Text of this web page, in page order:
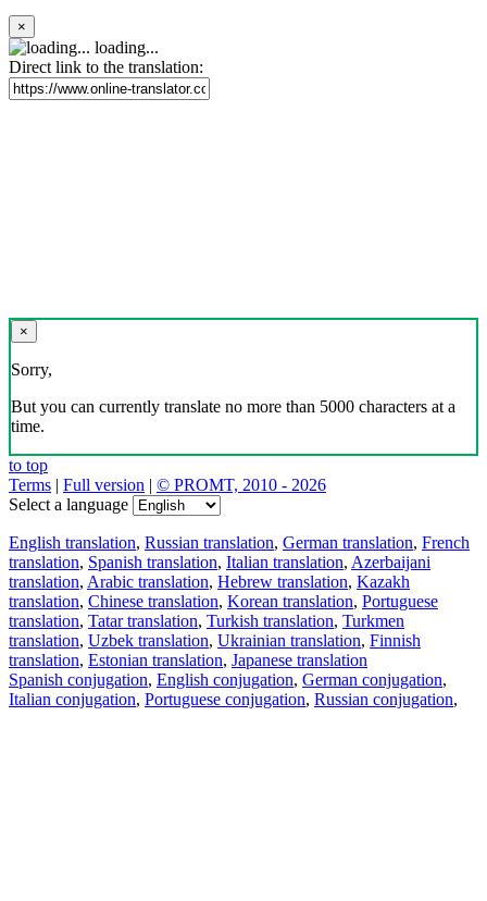
×
loading...
Direct link to the translation:
×
Sorry,
But you can currently translate no more than 5000 characters at a
time.
to top
Terms | Full version | © PROMT, 2010 - 2026
Select a language
English translation, Russian translation, German translation, French
translation, Spanish translation, Italian translation, Azerbaijani
translation, Arabic translation, Hebrew translation, Kazakh
translation, Chinese translation, Korean translation, Portuguese
translation, Tatar translation, Turkish translation, Turkmen
translation, Uzbek translation, Ukrainian translation, Finnish
translation, Estonian translation, Japanese translation
Spanish conjugation, English conjugation, German conjugation,
Italian conjugation, Portuguese conjugation, Russian conjugation,